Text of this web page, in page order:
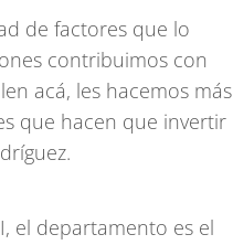
de factores que lo
contribuimos con
acá, les hacemos más
que hacen que invertir
el departamento es el